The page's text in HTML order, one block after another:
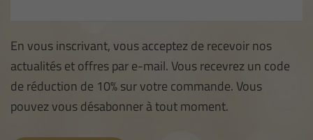
En vous inscrivant, vous acceptez de recevoir nos
actualités et offres par e-mail. Vous recevrez un code
de réduction de 10% sur votre commande. Vous
pouvez vous désabonner à tout moment.